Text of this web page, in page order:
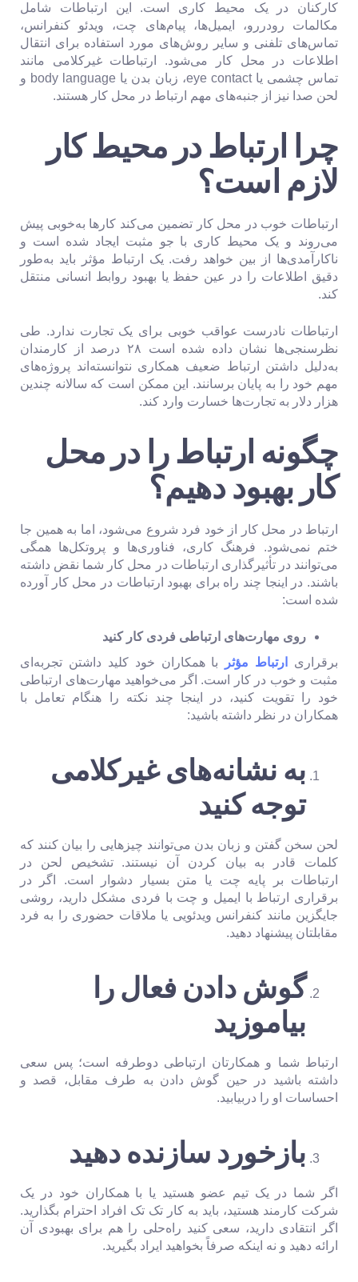
کارکنان در یک محیط کاری است. این ارتباطات شامل
مکالمات رودررو، ایمیل‌ها، پیام‌های چت، ویدئو کنفرانس،
تماس‌های تلفنی و سایر روش‌های مورد استفاده برای انتقال
اطلاعات در محل کار می‌شود. ارتباطات غیرکلامی مانند
تماس چشمی یا eye contact، زبان بدن یا body language و
لحن صدا نیز از جنبه‌های مهم ارتباط در محل کار هستند.
چرا ارتباط در محیط کار
لازم است؟
ارتباطات خوب در محل کار تضمین می‌کند کارها به‌خوبی پیش
می‌روند و یک محیط کاری با جو مثبت ایجاد شده است و
ناکارآمدی‌ها از بین خواهد رفت. یک ارتباط مؤثر باید به‌طور
دقیق اطلاعات را در عین حفظ یا بهبود روابط انسانی منتقل
کند.
ارتباطات نادرست عواقب خوبی برای یک تجارت ندارد. طی
نظرسنجی‌ها نشان داده شده است ۲۸ درصد از کارمندان
به‌دلیل داشتن ارتباط ضعیف همکاری نتوانسته‌اند پروژه‌های
مهم خود را به پایان برسانند. این ممکن است که سالانه چندین
هزار دلار به تجارت‌ها خسارت وارد کند.
چگونه ارتباط را در محل
کار بهبود دهیم؟
ارتباط در محل کار از خود فرد شروع می‌شود، اما به همین جا
ختم نمی‌شود. فرهنگ کاری، فناوری‌ها و پروتکل‌ها همگی
می‌توانند در تأثیرگذاری ارتباطات در محل کار شما نقض داشته
باشند. در اینجا چند راه برای بهبود ارتباطات در محل کار آورده
شده است:
روی مهارت‌های ارتباطی فردی کار کنید
برقراری
ارتباط مؤثر
با همکاران خود کلید داشتن تجربه‌ای
مثبت و خوب در کار است. اگر می‌خواهید مهارت‌های ارتباطی
خود را تقویت کنید، در اینجا چند نکته را هنگام تعامل با
همکاران در نظر داشته باشید:
به نشانه‌های غیرکلامی
توجه کنید
لحن سخن گفتن و زبان بدن می‌توانند چیزهایی را بیان کنند که
کلمات قادر به بیان کردن آن نیستند. تشخیص لحن در
ارتباطات بر پایه چت یا متن بسیار دشوار است. اگر در
برقراری ارتباط با ایمیل و چت با فردی مشکل دارید، روشی
جایگزین مانند کنفرانس ویدئویی یا ملاقات حضوری را به فرد
مقابلتان پیشنهاد دهید.
گوش دادن فعال را
بیاموزید
ارتباط شما و همکارتان ارتباطی دوطرفه است؛ پس سعی
داشته باشید در حین گوش دادن به طرف مقابل، قصد و
احساسات او را دربیابید.
بازخورد سازنده دهید
اگر شما در یک تیم عضو هستید یا با همکاران خود در یک
شرکت کارمند هستید، باید به کار تک تک افراد احترام بگذارید.
اگر انتقادی دارید، سعی کنید راه‌حلی را هم برای بهبودی آن
ارائه دهید و نه اینکه صرفاً بخواهید ایراد بگیرید.